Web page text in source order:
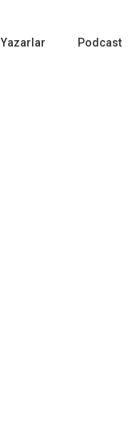
Yazarlar Podcast